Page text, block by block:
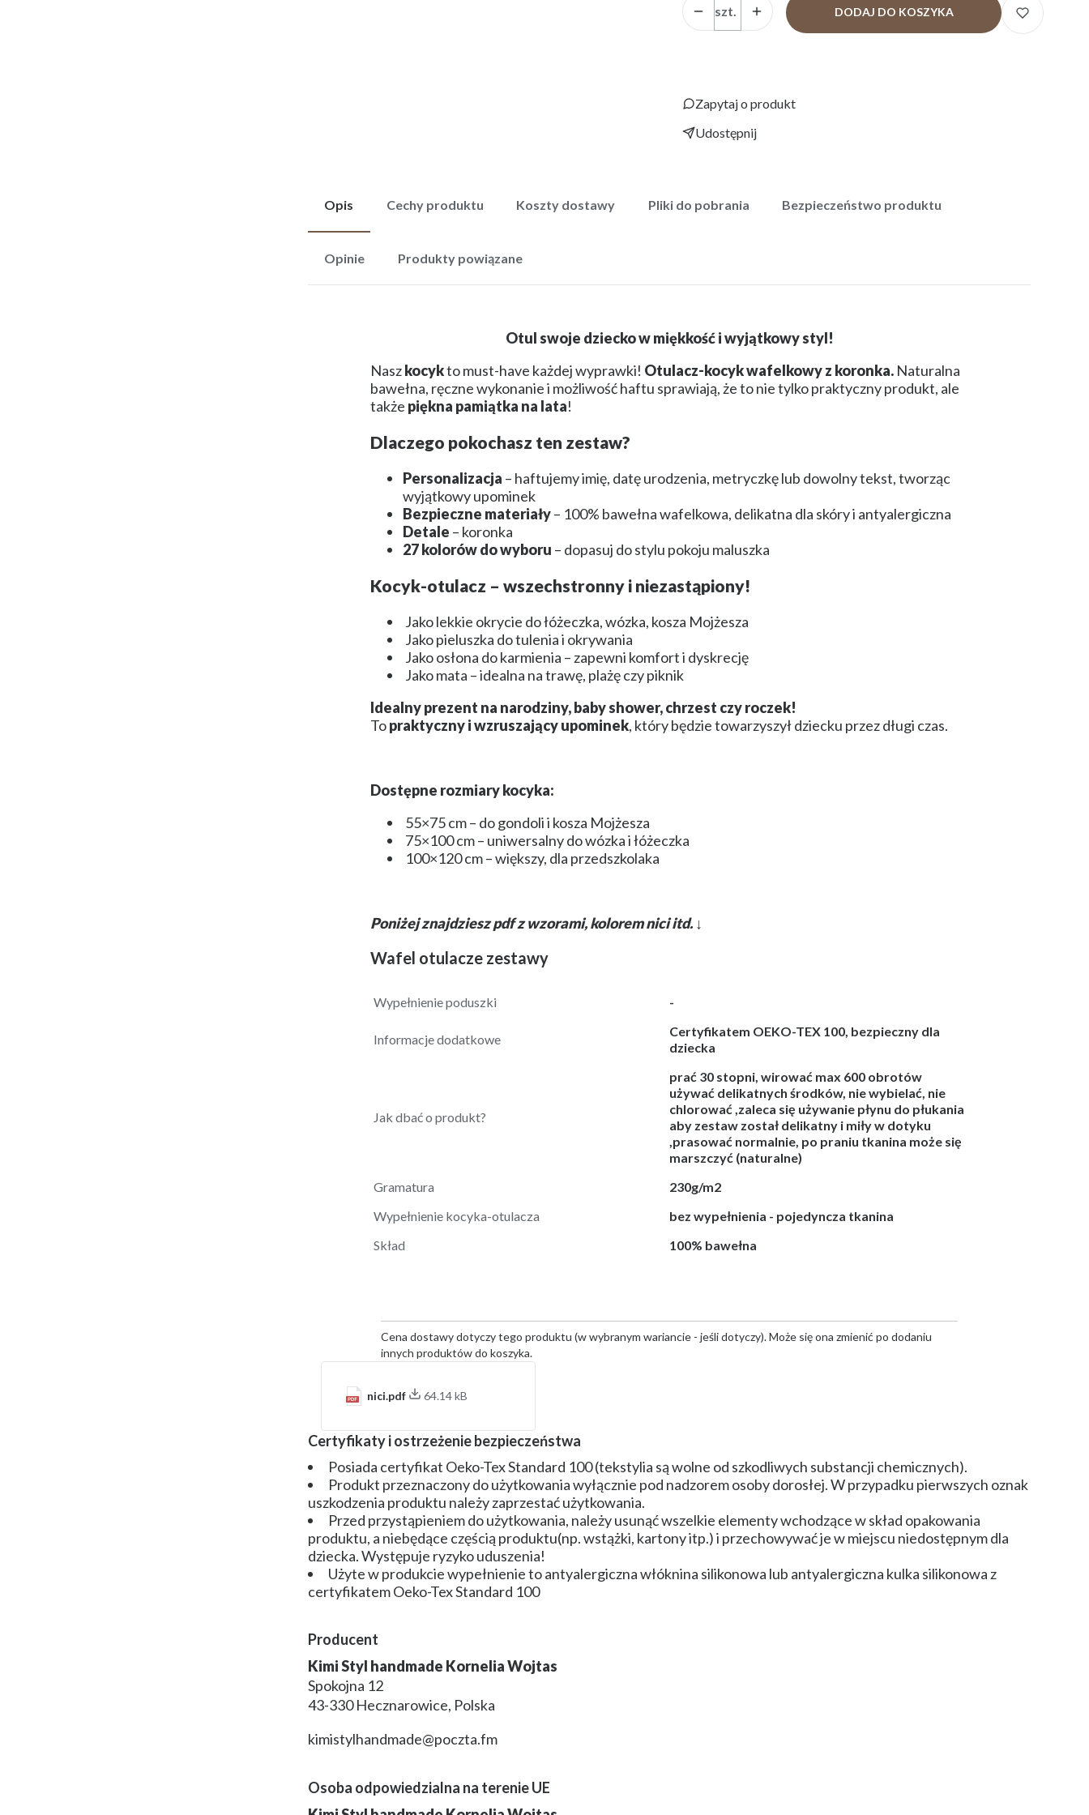
szt.
DODAJ DO KOSZYKA
Zapytaj o produkt
Udostępnij
Opis Cechy produktu Koszty dostawy Pliki do pobrania Bezpieczeństwo produktu
Opinie Produkty powiązane
Otul swoje dziecko w miękkość i wyjątkowy styl!
Naszkocykto must-have każdej wyprawki! Otulacz-kocyk wafelkowy z koronka. Naturalna
bawełna, ręczne wykonanie i możliwość haftu sprawiają, że to nie tylko praktyczny produkt, ale
także piękna pamiątka na lata!
Dlaczego pokochasz ten zestaw?
Personalizacja – haftujemy imię, datę urodzenia, metryczkę lub dowolny tekst, tworząc
wyjątkowy upominek
Bezpieczne materiały– 100% bawełna wafelkowa, delikatna dla skóry i antyalergiczna
Detale – koronka
27 kolorów do wyboru – dopasuj do stylu pokoju maluszka
Kocyk-otulacz – wszechstronny i niezastąpiony!
Jako lekkie okrycie do łóżeczka, wózka, kosza Mojżesza
Jako pieluszka do tulenia i okrywania
Jako osłona do karmienia – zapewni komfort i dyskrecję
Jako mata – idealna na trawę, plażę czy piknik
Idealny prezent na narodziny, baby shower, chrzest czy roczek!
Topraktyczny i wzruszający upominek, który będzie towarzyszył dziecku przez długi czas.
Dostępne rozmiary kocyka:
55×75 cm – do gondoli i kosza Mojżesza
75×100 cm – uniwersalny do wózka i łóżeczka
100×120 cm – większy, dla przedszkolaka
Poniżej znajdziesz pdf z wzorami, kolorem nici itd. ↓
Wafel otulacze zestawy
Wypełnienie poduszki -
Informacje dodatkowe
Certyfikatem OEKO-TEX 100, bezpieczny dla
dziecka
Jak dbać o produkt?
prać 30 stopni, wirować max 600 obrotów
używać delikatnych środków, nie wybielać, nie
chlorować ,zaleca się używanie płynu do płukania
aby zestaw został delikatny i miły w dotyku
,prasować normalnie, po praniu tkanina może się
marszczyć (naturalne)
Gramatura
230g/m2
Wypełnienie kocyka-otulacza
bez wypełnienia - pojedyncza tkanina
Skład
100% bawełna
Cena dostawy dotyczy tego produktu (w wybranym wariancie - jeśli dotyczy). Może się ona zmienić po dodaniu
innych produktów do koszyka.
nici.pdf 64.14 kB
Certyfikaty i ostrzeżenie bezpieczeństwa
Posiada certyfikat Oeko-Tex Standard 100 (tekstylia są wolne od szkodliwych substancji chemicznych).
Produkt przeznaczony do użytkowania wyłącznie pod nadzorem osoby dorosłej. W przypadku pierwszych oznak
uszkodzenia produktu należy zaprzestać użytkowania.
Przed przystąpieniem do użytkowania, należy usunąć wszelkie elementy wchodzące w skład opakowania
produktu, a niebędące częścią produktu(np. wstążki, kartony itp.) i przechowywać je w miejscu niedostępnym dla
dziecka. Występuje ryzyko uduszenia!
Użyte w produkcie wypełnienie to antyalergiczna włóknina silikonowa lub antyalergiczna kulka silikonowa z
certyfikatem Oeko-Tex Standard 100
Producent
Kimi Styl handmade Kornelia Wojtas
Spokojna 12
43-330 Hecznarowice, Polska
kimistylhandmade@poczta.fm
Osoba odpowiedzialna na terenie UE